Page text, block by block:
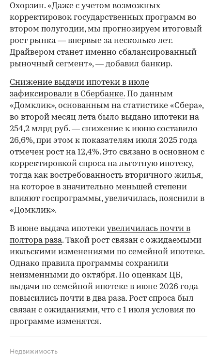
Охорзин. «Даже с учетом возможных
корректировок государственных программ во
втором полугодии, мы прогнозируем итоговый
рост рынка — впервые за несколько лет.
Драйвером станет именно сбалансированный
рыночный сегмент», — добавил банкир.
Снижение выдачи ипотеки в июле
зафиксировали в Сбербанке. По данным
«Домклик», основанным на статистике «Сбера»,
во второй месяц лета было выдано ипотеки на
254,2 млрд руб. — снижение к июню составило
26,6%, при этом к показателям июля 2025 года
отмечен рост на 12,4%. Это связано в основном с
корректировкой спроса на льготную ипотеку,
тогда как востребованность вторичного жилья,
на которое в значительно меньшей степени
влияют госпрограммы, увеличилась, пояснили в
«Домклик».
В июне выдача ипотеки увеличилась почти в
полтора раза. Такой рост связан с ожидаемыми
июльскими изменениями по семейной ипотеке.
Однако правила программы сохранили
неизменными до октября. По оценкам ЦБ,
выдачи по семейной ипотеке в июне 2026 года
повысились почти в два раза. Рост спроса был
связан с ожиданиями, что с 1 июля условия по
программе изменятся.
Недвижимость